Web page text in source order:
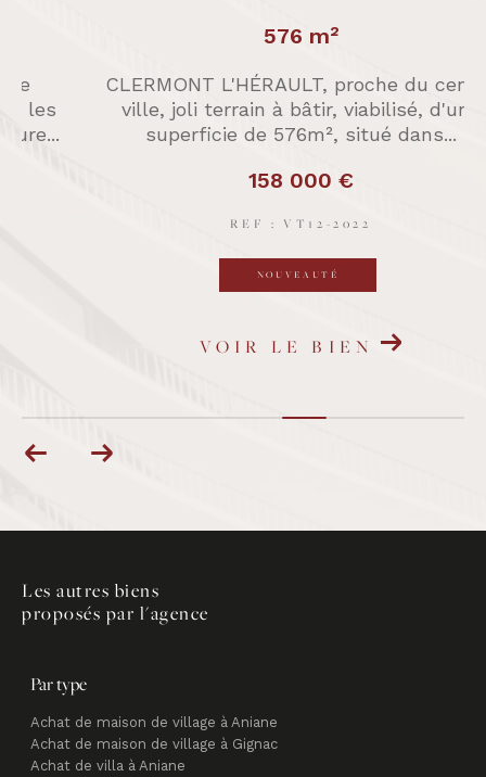
576 m²
CLERMONT L'HÉRAULT, proche du centre
ville, joli terrain à bâtir, viabilisé, d'une
superficie de 576m², situé dans...
158 000 €
REF : VT12-2022
NOUVEAUTÉ
VOIR LE BIEN
Les autres biens
proposés par l'agence
Par type
Achat de maison de village à Aniane
Achat de maison de village à Gignac
Achat de villa à Aniane